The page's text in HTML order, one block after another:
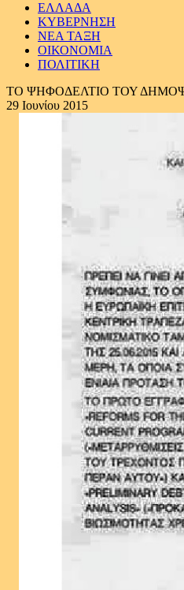
ΕΛΛΑΔΑ
ΚΥΒΕΡΝΗΣΗ
ΝΕΑ ΤΑΞΗ
ΟΙΚΟΝΟΜΙΑ
ΠΟΛΙΤΙΚΗ
ΤΟ ΨΗΦΟΔΕΛΤΙΟ ΤΟΥ
29 Ιουνίου 2015